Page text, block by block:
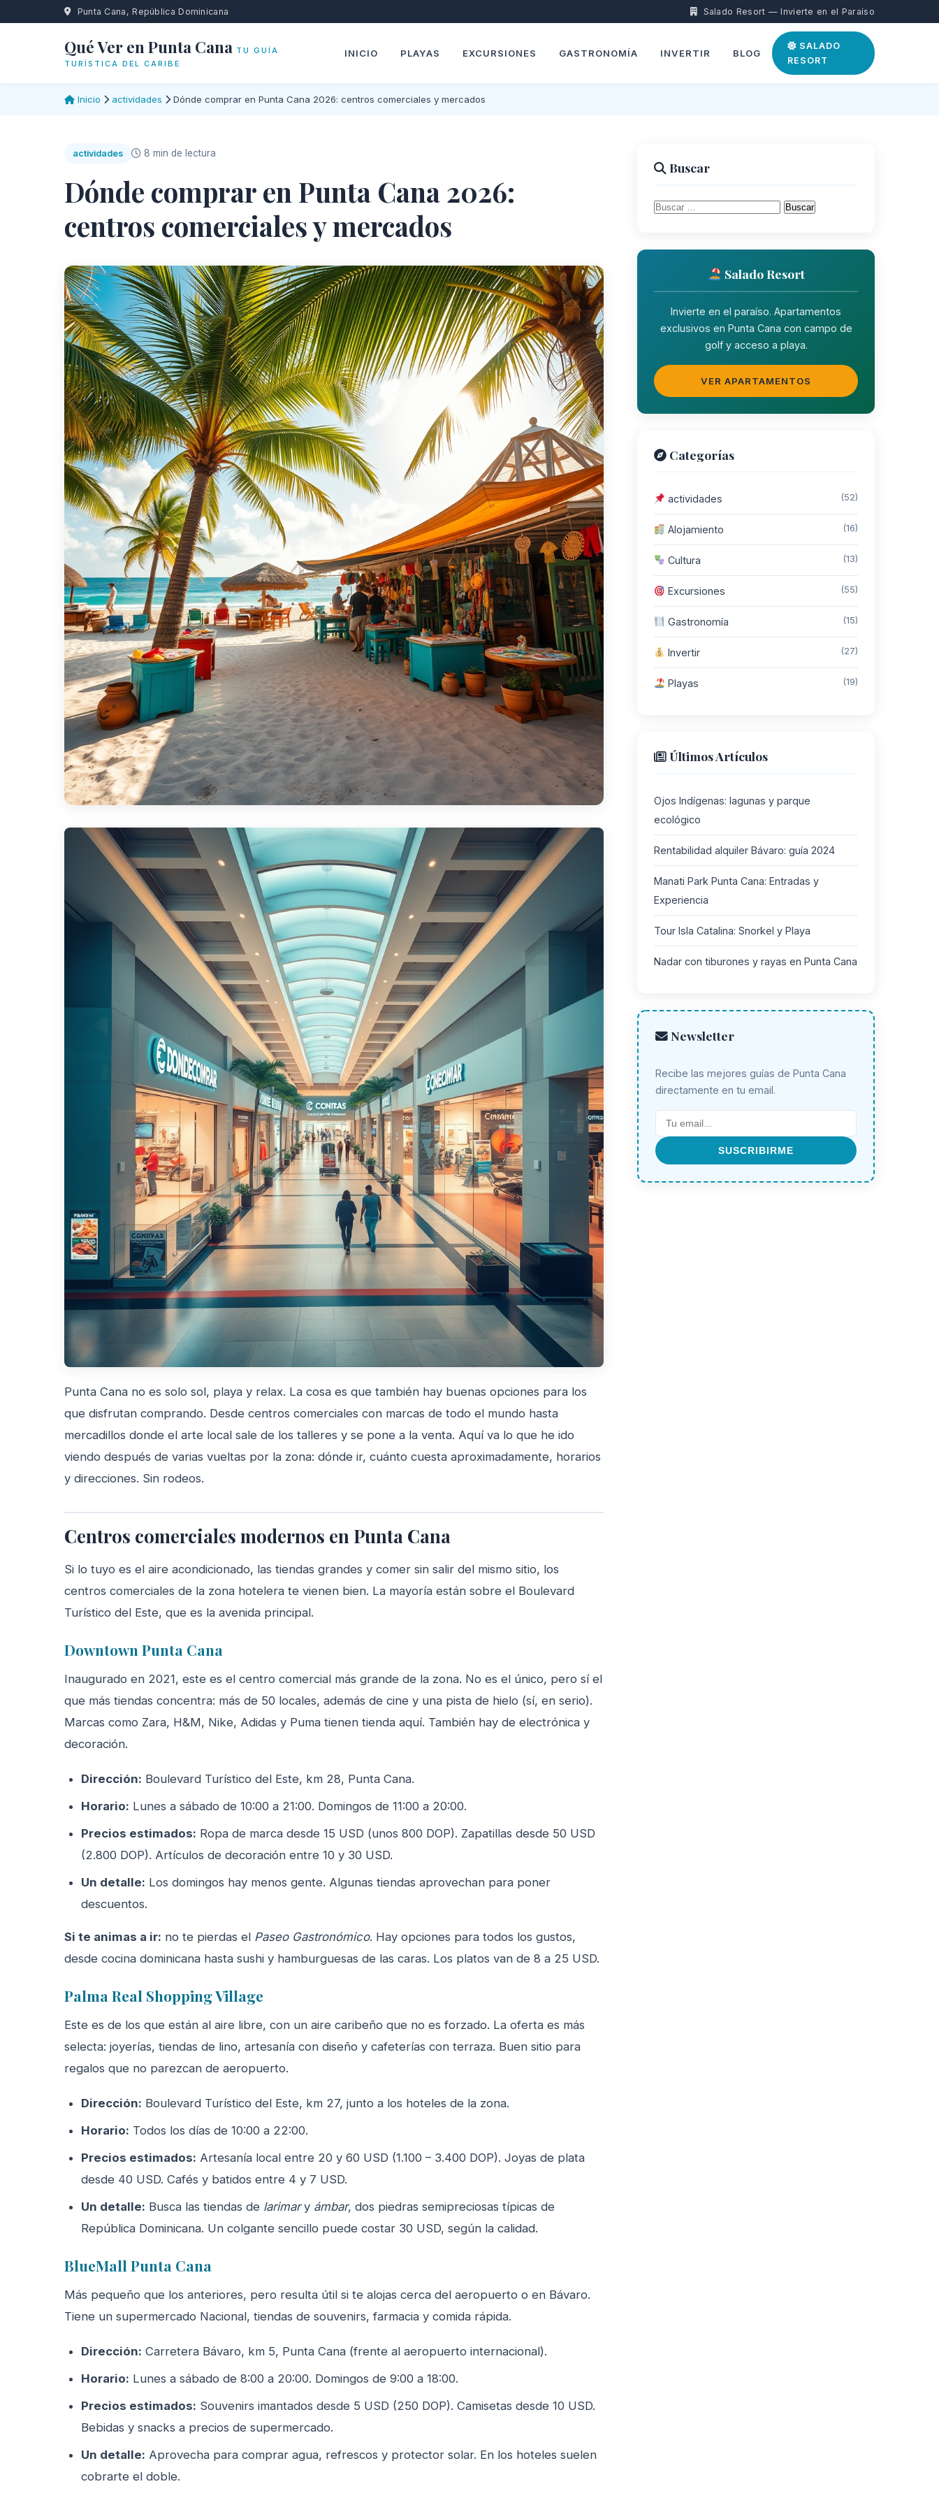
Punta Cana, República Dominicana Salado Resort — Invierte en el Paraíso
Qué Ver en Punta Cana TU GUÍA
TURÍSTICA DEL CARIBE
INICIO PLAYAS EXCURSIONES GASTRONOMÍA INVERTIR BLOG
SALADO
RESORT
Inicio actividades Dónde comprar en Punta Cana 2026: centros comerciales y mercados
actividades 8 min de lectura
Dónde comprar en Punta Cana 2026:
centros comerciales y mercados
Punta Cana no es solo sol, playa y relax. La cosa es que también hay buenas opciones para los
que disfrutan comprando. Desde centros comerciales con marcas de todo el mundo hasta
mercadillos donde el arte local sale de los talleres y se pone a la venta. Aquí va lo que he ido
viendo después de varias vueltas por la zona: dónde ir, cuánto cuesta aproximadamente, horarios
y direcciones. Sin rodeos.
Centros comerciales modernos en Punta Cana
Si lo tuyo es el aire acondicionado, las tiendas grandes y comer sin salir del mismo sitio, los
centros comerciales de la zona hotelera te vienen bien. La mayoría están sobre el Boulevard
Turístico del Este, que es la avenida principal.
Downtown Punta Cana
Inaugurado en 2021, este es el centro comercial más grande de la zona. No es el único, pero sí el
que más tiendas concentra: más de 50 locales, además de cine y una pista de hielo (sí, en serio).
Marcas como Zara, H&M, Nike, Adidas y Puma tienen tienda aquí. También hay de electrónica y
decoración.
Dirección: Boulevard Turístico del Este, km 28, Punta Cana.
Horario: Lunes a sábado de 10:00 a 21:00. Domingos de 11:00 a 20:00.
Precios estimados: Ropa de marca desde 15 USD (unos 800 DOP). Zapatillas desde 50 USD
(2.800 DOP). Artículos de decoración entre 10 y 30 USD.
Un detalle: Los domingos hay menos gente. Algunas tiendas aprovechan para poner
descuentos.
Si te animas a ir: no te pierdas el Paseo Gastronómico. Hay opciones para todos los gustos,
desde cocina dominicana hasta sushi y hamburguesas de las caras. Los platos van de 8 a 25 USD.
Palma Real Shopping Village
Este es de los que están al aire libre, con un aire caribeño que no es forzado. La oferta es más
selecta: joyerías, tiendas de lino, artesanía con diseño y cafeterías con terraza. Buen sitio para
regalos que no parezcan de aeropuerto.
Dirección: Boulevard Turístico del Este, km 27, junto a los hoteles de la zona.
Horario: Todos los días de 10:00 a 22:00.
Precios estimados: Artesanía local entre 20 y 60 USD (1.100 – 3.400 DOP). Joyas de plata
desde 40 USD. Cafés y batidos entre 4 y 7 USD.
Un detalle: Busca las tiendas de larimary ámbar, dos piedras semipreciosas típicas de
República Dominicana. Un colgante sencillo puede costar 30 USD, según la calidad.
BlueMall Punta Cana
Más pequeño que los anteriores, pero resulta útil si te alojas cerca del aeropuerto o en Bávaro.
Tiene un supermercado Nacional, tiendas de souvenirs, farmacia y comida rápida.
Dirección: Carretera Bávaro, km 5, Punta Cana (frente al aeropuerto internacional).
Horario: Lunes a sábado de 8:00 a 20:00. Domingos de 9:00 a 18:00.
Precios estimados: Souvenirs imantados desde 5 USD (250 DOP). Camisetas desde 10 USD.
Bebidas y snacks a precios de supermercado.
Un detalle: Aprovecha para comprar agua, refrescos y protector solar. En los hoteles suelen
cobrarte el doble.
Buscar
Buscar:
Salado Resort
Invierte en el paraíso. Apartamentos
exclusivos en Punta Cana con campo de
golf y acceso a playa.
VER APARTAMENTOS
Categorías
actividades (52)
Alojamiento (16)
Cultura (13)
Excursiones (55)
Gastronomía (15)
Invertir (27)
Playas (19)
Últimos Artículos
Ojos Indígenas: lagunas y parque
ecológico
Rentabilidad alquiler Bávaro: guía 2024
Manati Park Punta Cana: Entradas y
Experiencia
Tour Isla Catalina: Snorkel y Playa
Nadar con tiburones y rayas en Punta Cana
Newsletter
Recibe las mejores guías de Punta Cana
directamente en tu email.
SUSCRIBIRME